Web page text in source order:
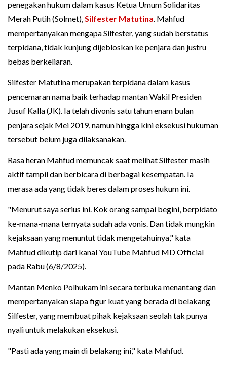
penegakan hukum dalam kasus Ketua Umum Solidaritas
Merah Putih (Solmet),Silfester Matutina. Mahfud
mempertanyakan mengapa Silfester, yang sudah berstatus
terpidana, tidak kunjung dijebloskan ke penjara dan justru
bebas berkeliaran.
Silfester Matutina merupakan terpidana dalam kasus
pencemaran nama baik terhadap mantan Wakil Presiden
Jusuf Kalla (JK). Ia telah divonis satu tahun enam bulan
penjara sejak Mei 2019, namun hingga kini eksekusi hukuman
tersebut belum juga dilaksanakan.
Rasa heran Mahfud memuncak saat melihat Silfester masih
aktif tampil dan berbicara di berbagai kesempatan. Ia
merasa ada yang tidak beres dalam proses hukum ini.
"Menurut saya serius ini. Kok orang sampai begini, berpidato
ke-mana-mana ternyata sudah ada vonis. Dan tidak mungkin
kejaksaan yang menuntut tidak mengetahuinya," kata
Mahfud dikutip dari kanal YouTube Mahfud MD Official
pada Rabu (6/8/2025).
Mantan Menko Polhukam ini secara terbuka menantang dan
mempertanyakan siapa figur kuat yang berada di belakang
Silfester, yang membuat pihak kejaksaan seolah tak punya
nyali untuk melakukan eksekusi.
"Pasti ada yang main di belakang ini," kata Mahfud.